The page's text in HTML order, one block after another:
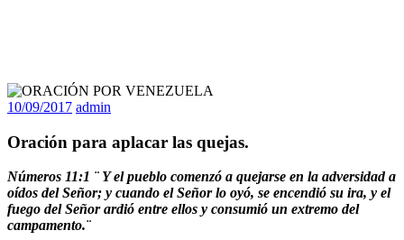
10/09/2017 admin
Oración para aplacar las quejas.
Números 11:1 ¨ Y el pueblo comenzó a quejarse en la adversidad a
oídos del Señor; y cuando el Señor lo oyó, se encendió su ira, y el
fuego del Señor ardió entre ellos y consumió un extremo del
campamento.¨